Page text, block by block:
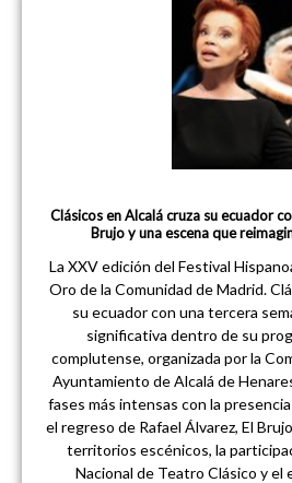
Clásicos en Alcalá cruza su ecuador
Brujo y una escena que
La XXV edición del Festival
Oro de la Comunidad de Madrid.
su ecuador con una tercera
significativa dentro de su
complutense, organizada por la
Ayuntamiento de Alcalá de
fases más intensas con la
el regreso de Rafael Álvarez, El
territorios escénicos, la
Nacional de Teatro Clásico y el